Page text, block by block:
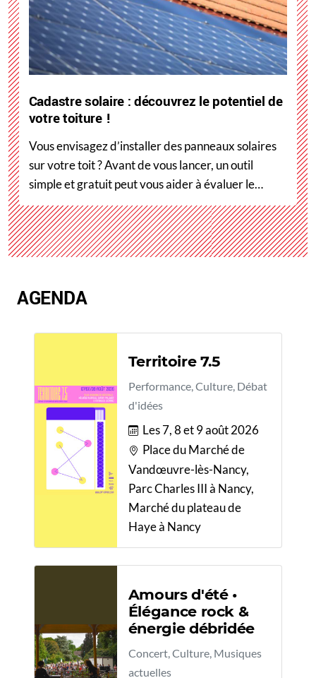
Cadastre solaire : découvrez le potentiel de
votre toiture !
Vous envisagez d’installer des panneaux solaires
sur votre toit ? Avant de vous lancer, un outil
simple et gratuit peut vous aider à évaluer le…
AGENDA
Territoire 7.5
Performance, Culture, Débat
d'idées
Les 7, 8 et 9 août 2026
Place du Marché de
Vandœuvre-lès-Nancy,
Parc Charles III à Nancy,
Marché du plateau de
Haye à Nancy
Amours d'été •
Élégance rock &
énergie débridée
Concert, Culture, Musiques
actuelles